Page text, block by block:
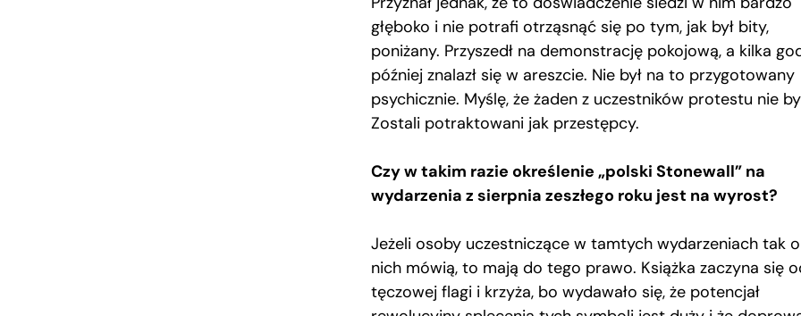
głęboko i nie potrafi otrząsnąć się po tym, jak był bity,
poniżany. Przyszedł na demonstrację pokojową, a kilka
później znalazł się w areszcie. Nie był na to przygotowany
psychicznie. Myślę, że żaden z uczestników protestu nie
Zostali potraktowani jak przestępcy.
Czy w takim razie określenie „polski Stonewall” na
wydarzenia z sierpnia zeszłego roku jest na wyrost?
Jeżeli osoby uczestniczące w tamtych wydarzeniach tak o
nich mówią, to mają do tego prawo. Książka zaczyna się
tęczowej flagi i krzyża, bo wydawało się, że potencjał